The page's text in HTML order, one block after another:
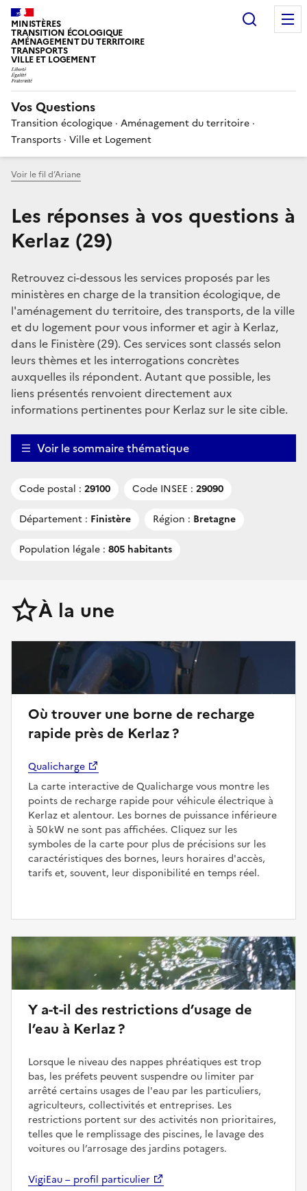
MINISTÈRES
TRANSITION ÉCOLOGIQUE
AMÉNAGEMENT DU TERRITOIRE
TRANSPORTS
VILLE ET LOGEMENT
Vos Questions
Transition écologique · Aménagement du territoire ·
Transports · Ville et Logement
Voir le fil d’Ariane
Les réponses à vos questions à
Kerlaz (29)
Retrouvez ci-dessous les services proposés par les
ministères en charge de la transition écologique, de
l'aménagement du territoire, des transports, de la ville
et du logement pour vous informer et agir à Kerlaz,
dans le Finistère (29). Ces services sont classés selon
leurs thèmes et les interrogations concrètes
auxquelles ils répondent. Autant que possible, les
liens présentés renvoient directement aux
informations pertinentes pour Kerlaz sur le site cible.
Voir le sommaire thématique
Code postal : 29100 Code INSEE : 29090
Département : Finistère Région : Bretagne
Population légale : 805 habitants
À la une
Où trouver une borne de recharge
rapide près de Kerlaz ?
Qualicharge
La carte interactive de Qualicharge vous montre les
points de recharge rapide pour véhicule électrique à
Kerlaz et alentour. Les bornes de puissance inférieure
à 50 kW ne sont pas affichées. Cliquez sur les
symboles de la carte pour plus de précisions sur les
caractéristiques des bornes, leurs horaires d'accès,
tarifs et, souvent, leur disponibilité en temps réel.
Y a-t-il des restrictions d’usage de
l’eau à Kerlaz ?
Lorsque le niveau des nappes phréatiques est trop
bas, les préfets peuvent suspendre ou limiter par
arrêté certains usages de l'eau par les particuliers,
agriculteurs, collectivités et entreprises. Les
restrictions portent sur des activités non prioritaires,
telles que le remplissage des piscines, le lavage des
voitures ou l’arrosage des jardins potagers.
VigiEau – profil particulier